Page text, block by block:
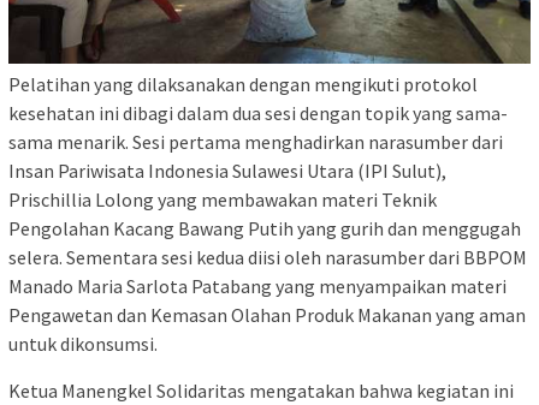
Pelatihan yang dilaksanakan dengan mengikuti protokol
kesehatan ini dibagi dalam dua sesi dengan topik yang sama-
sama menarik. Sesi pertama menghadirkan narasumber dari
Insan Pariwisata Indonesia Sulawesi Utara (IPI Sulut),
Prischillia Lolong yang membawakan materi Teknik
Pengolahan Kacang Bawang Putih yang gurih dan menggugah
selera. Sementara sesi kedua diisi oleh narasumber dari BBPOM
Manado Maria Sarlota Patabang yang menyampaikan materi
Pengawetan dan Kemasan Olahan Produk Makanan yang aman
untuk dikonsumsi.
Ketua Manengkel Solidaritas mengatakan bahwa kegiatan ini